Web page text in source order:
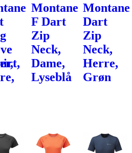
Montane
F Dart
Zip
Neck,
Dame,
Lyseblå
Montane
Dart
Zip
Neck,
Herre,
Grøn